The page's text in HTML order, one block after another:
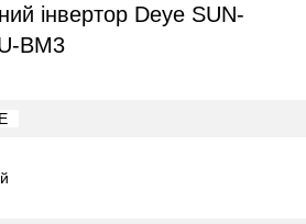
інвертор Deye SUN-
BM3